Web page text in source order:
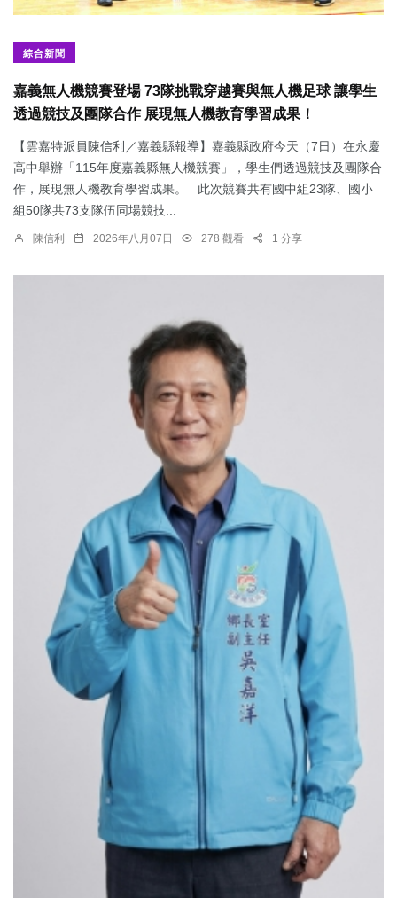
綜合新聞
嘉義無人機競賽登場 73隊挑戰穿越賽與無人機足球 讓學生
透過競技及團隊合作 展現無人機教育學習成果！
【雲嘉特派員陳信利／嘉義縣報導】嘉義縣政府今天（7日）在永慶
高中舉辦「115年度嘉義縣無人機競賽」，學生們透過競技及團隊合
作，展現無人機教育學習成果。 此次競賽共有國中組23隊、國小
組50隊共73支隊伍同場競技...
陳信利 2026年八月07日 278 觀看 1 分享